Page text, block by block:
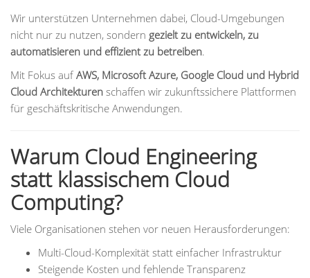
Wir unterstützen Unternehmen dabei, Cloud-Umgebungen
nicht nur zu nutzen, sondern gezielt zu entwickeln, zu
automatisieren und effizient zu betreiben.
Mit Fokus aufAWS, Microsoft Azure, Google Cloud und Hybrid
Cloud Architekturen schaffen wir zukunftssichere Plattformen
für geschäftskritische Anwendungen.
Warum Cloud Engineering
statt klassischem Cloud
Computing?
Viele Organisationen stehen vor neuen Herausforderungen:
Multi-Cloud-Komplexität statt einfacher Infrastruktur
Steigende Kosten und fehlende Transparenz